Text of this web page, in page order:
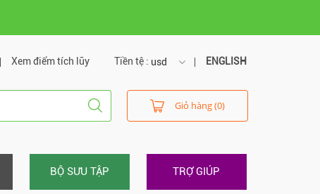
Tiền tệ : usd
usd
vnd
ENGLISH
Xem điểm tích lũy
Giỏ hàng (0)
BỘ SƯU TẬP TRỢ GIÚP